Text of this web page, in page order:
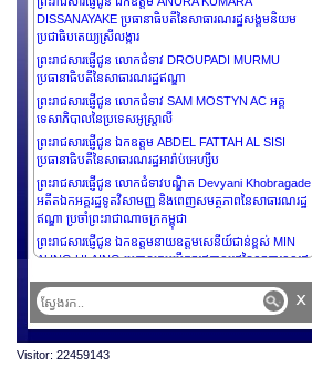
DISSANAYAKE ប្រធានាធិបតីនៃសាធារណរដ្ឋសង្គមនិយម
ប្រជាធិបតេយ្យស្រីលង្ការ
ព្រះរាជសារផ្ញើជូន លោកជំទាវ DROUPADI MURMU
ប្រធានាធិបតីនៃសាធារណរដ្ឋឥណ្ឌា
ព្រះរាជសារផ្ញើជូន លោកជំទាវ SAM MOSTYN AC អគ្គ
ទេសាភិបាលនៃប្រទេសអូស្រ្តាលី
ព្រះរាជសារផ្ញើជូន ឯកឧត្តម ABDEL FATTAH AL SISI
ប្រធានាធិបតីនៃសាធារណរដ្ឋអារ៉ាប់អេហ្សីប
ព្រះរាជសារផ្ញើជូន លោកជំទាវបណ្ឌិត Devyani Khobragade
អតីតឯកអគ្គរដ្ឋទូតវិសាមញ្ញ និងពេញសមត្ថភាពនៃសាធារណរដ្ឋ
ឥណ្ឌា ប្រចាំព្រះរាជាណាចក្រកម្ពុជា
ព្រះរាជសារផ្ញើជូន ឯកឧត្តមនាយឧត្តមសេនីយ៍ជាន់ខ្ពស់ MIN
AUNG HLAING ប្រធានក្រុមប្រឹក្សារដ្ឋបាលរដ្ឋនៃសាធារណរដ្ឋ
ព្រះរាជសារផ្ញើជូន លោក Dominique Barjot លេខាធិការ
អចិន្ត្រៃយ៍នៃ Académie des sciences d’outre-mer
ព្រះរាជសារផ្ញើជូន ឯកឧត្តម NIKOS
CHRISTODOULIDES ប្រធានាធិបតីនៃសាធារណរដ្ឋស៊ីប
x
Visitor: 22459143